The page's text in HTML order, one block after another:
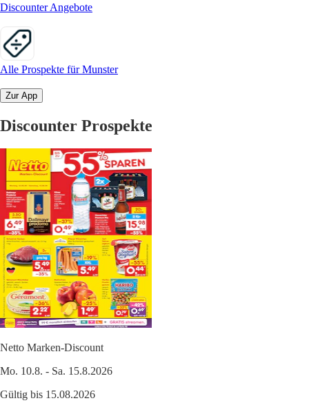
Discounter Angebote
Alle Prospekte für Munster
Zur App
Discounter Prospekte
Netto Marken-Discount
Mo. 10.8. - Sa. 15.8.2026
Gültig bis 15.08.2026